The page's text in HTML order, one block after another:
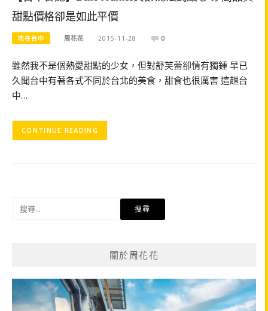
甜點價格卻是如此平價
吃在台中 周花花 2015-11-28 0
雖然我不是個熱愛甜點的少女，但對舒芙蕾卻情有獨鍾 早已
久聞台中有著各式不同於台北的美食，甜食也很厲害 這趟台
中…
CONTINUE READING
關於周花花